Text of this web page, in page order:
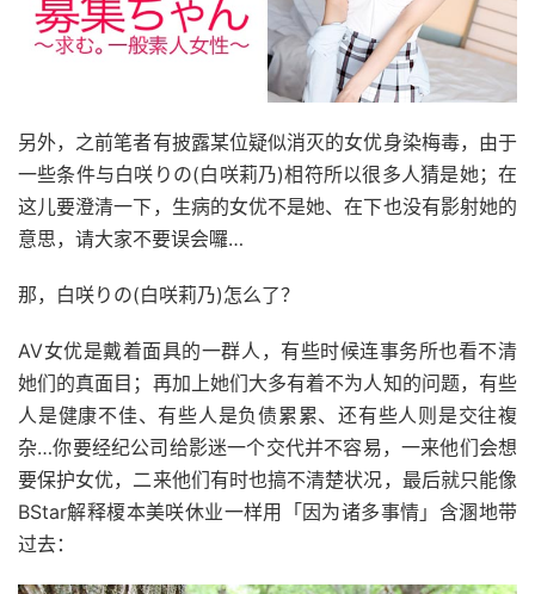
另外，之前笔者有披露某位疑似消灭的女优身染梅毒，由于
一些条件与白咲りの(白咲莉乃)相符所以很多人猜是她；在
这儿要澄清一下，生病的女优不是她、在下也没有影射她的
意思，请大家不要误会囉…
那，白咲りの(白咲莉乃)怎么了？
AV女优是戴着面具的一群人，有些时候连事务所也看不清
她们的真面目；再加上她们大多有着不为人知的问题，有些
人是健康不佳、有些人是负债累累、还有些人则是交往複
杂…你要经纪公司给影迷一个交代并不容易，一来他们会想
要保护女优，二来他们有时也搞不清楚状况，最后就只能像
BStar解释榎本美咲休业一样用「因为诸多事情」含溷地带
过去：